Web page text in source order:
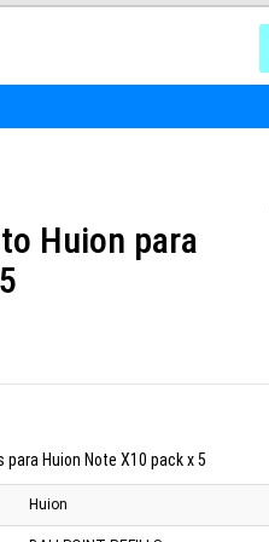
Huion para
Huion Note X10 pack x 5
Huion